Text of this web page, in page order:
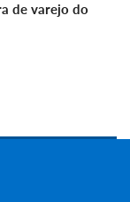
de varejo do